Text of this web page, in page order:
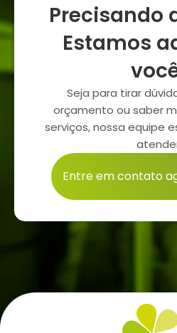
Precisando
Estamos
Seja para tirar
orçamento ou saber
serviços, nossa equipe
Entre em contato